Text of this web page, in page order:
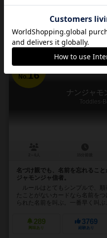
再入荷ま
No.16
ナンジャモ
Toddles-
名づけ親でも、名前を忘れるこ
ジャモンジャ信者。
ルールはとてもシンプルで、順
たことがないカードなら名前を
られた名前を叫ぶ。一番早く叫ぶ
289
興味あり
3769
経験あり